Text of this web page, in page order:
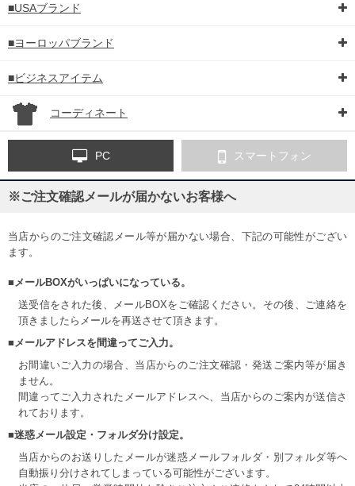
■USAブランド
■ヨーロッパブランド
■ビジネスアイテム
コーディネート
PC スマートフォン
※ご注文確認メールが届かないお客様へ
当店からのご注文確認メール等が届かない場合、下記の可能性がござい
ます。
■メールBOXがいっぱいになっている。
送受信をされた後、メールBOXをご確認ください。その後、ご連絡を
頂きましたらメールを再送させて頂きます。
■メールアドレスを間違ってご入力。
お間違いご入力の場合、当店からのご注文確認・発送ご案内等が届き
ません。
間違ってご入力されたメールアドレスへ、当店からのご案内が送信さ
れております。
■迷惑メール設定・フォルダ分け設定。
当店からのお送りしたメールが迷惑メールフォルダ・別フォルダ等へ
自動振り分けされてしまっている可能性がございます。